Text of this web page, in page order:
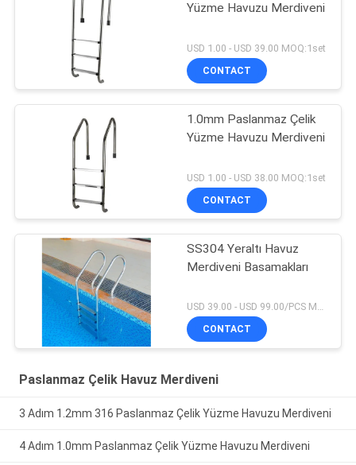
Yüzme Havuzu Merdiveni
USD 1.00 - USD 39.00 MOQ:1set
CONTACT
1.0mm Paslanmaz Çelik
Yüzme Havuzu Merdiveni
USD 1.00 - USD 38.00 MOQ:1set
CONTACT
SS304 Yeraltı Havuz
Merdiveni Basamakları
USD 39.00 - USD 99.00/PCS MOQ:1 parça
CONTACT
Paslanmaz Çelik Havuz Merdiveni
3 Adım 1.2mm 316 Paslanmaz Çelik Yüzme Havuzu Merdiveni
4 Adım 1.0mm Paslanmaz Çelik Yüzme Havuzu Merdiveni